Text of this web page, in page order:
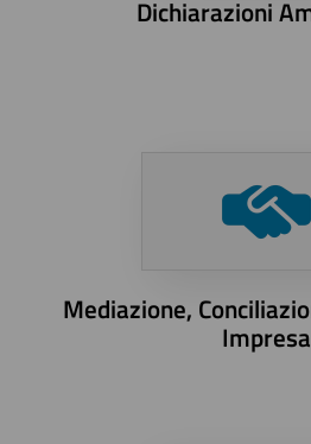
Dichiarazioni
Mediazione,
Impresa